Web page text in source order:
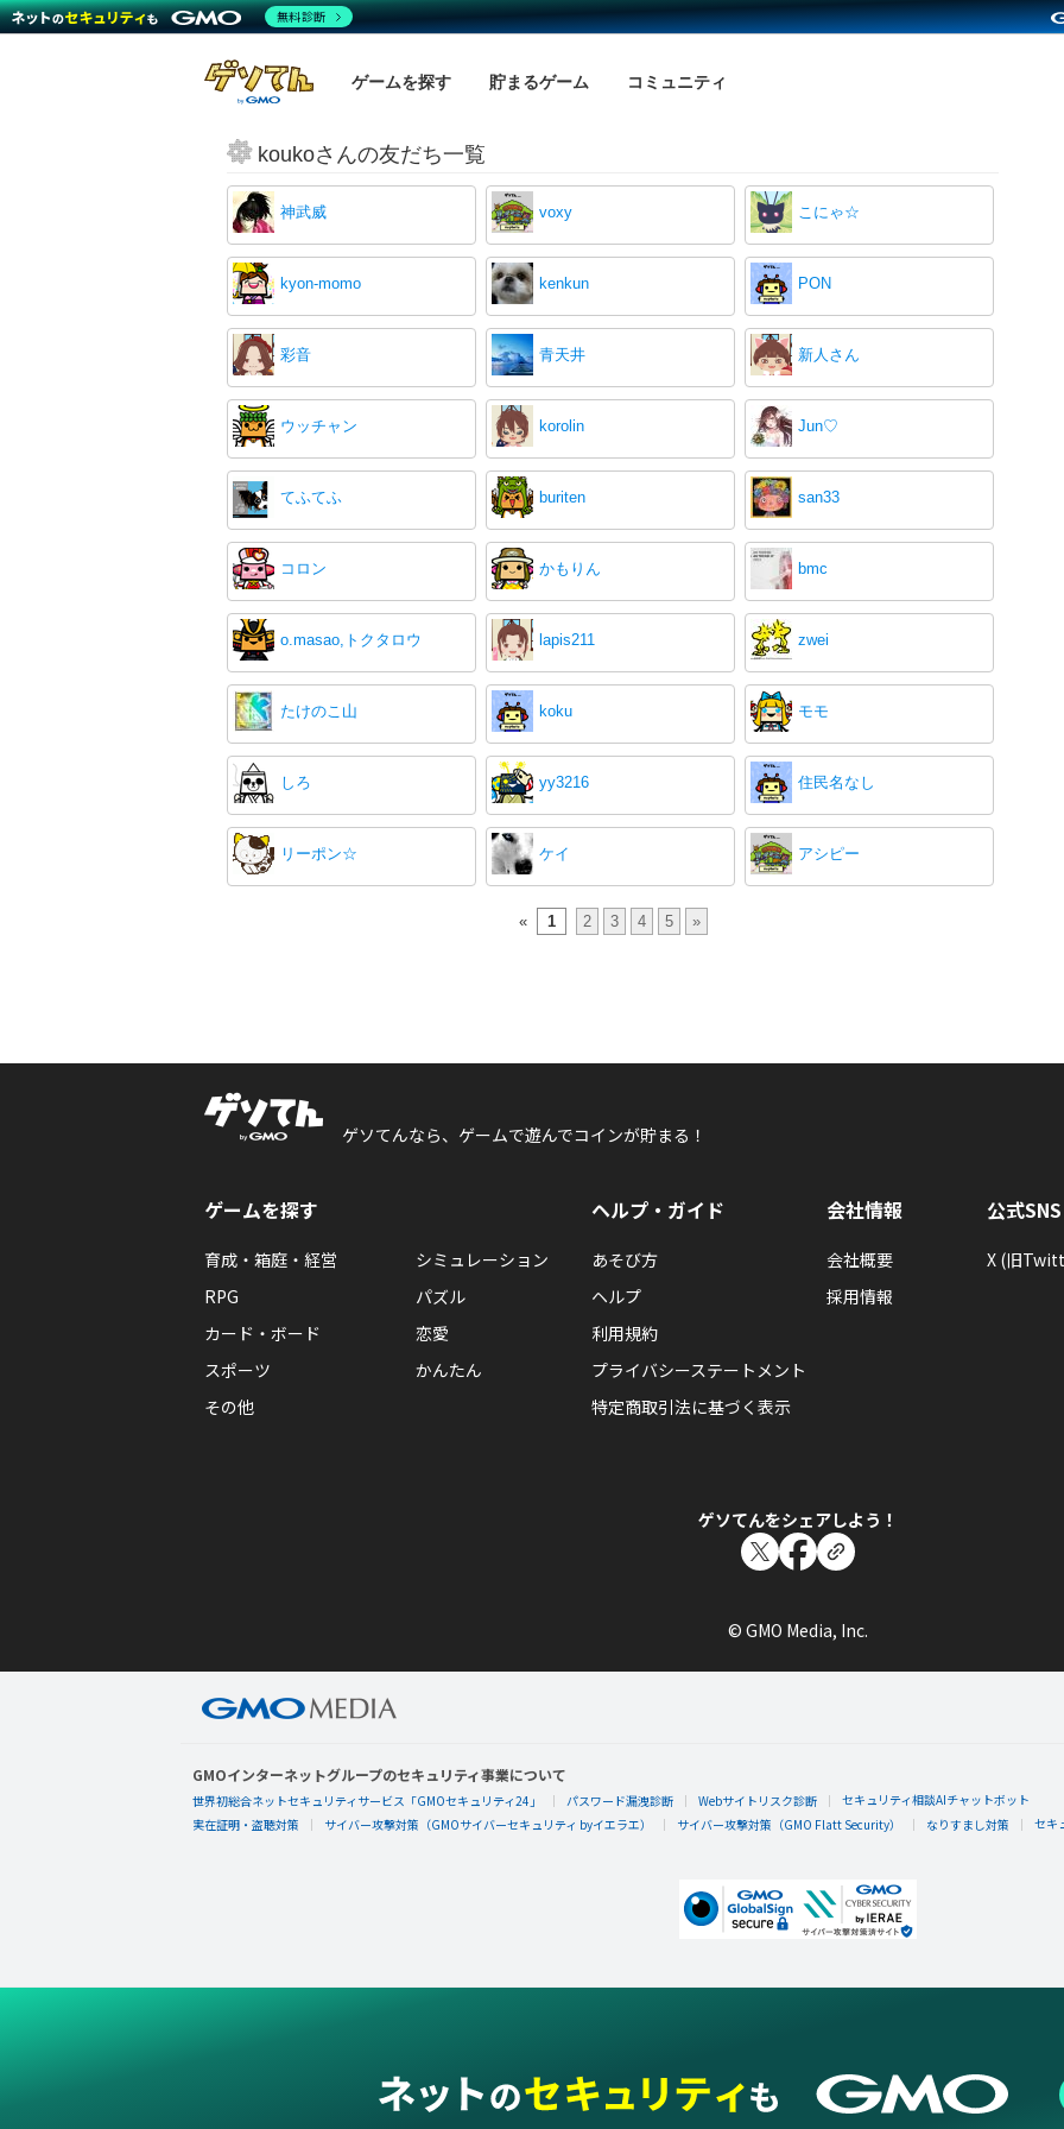
ゲームを探す 貯まるゲーム コミュニティ
koukoさんの友だち一覧
神武威 voxy こにゃ☆
kyon-momo kenkun PON
彩音 青天井 新人さん
ウッチャン korolin Jun♡
てふてふ buriten san33
コロン かもりん bmc
o.masao,トクタロウ lapis211 zwei
たけのこ山 koku モモ
しろ yy3216 住民名なし
リーポン☆ ケイ アシピー
« 1 2 3 4 5 »
ゲソてんなら、ゲームで遊んでコインが貯まる！
ゲームを探す
育成・箱庭・経営
シミュレーション
RPG
パズル
カード・ボード
恋愛
スポーツ
かんたん
その他
ヘルプ・ガイド
あそび方
ヘルプ
利用規約
プライバシーステートメント
特定商取引法に基づく表示
会社情報
会社概要
採用情報
公式SNS
X (旧
ゲソてんをシェアしよう！
© GMO Media, Inc.
GMOインターネットグループのセキュリティ事業について
世界初総合ネットセキュリティサービス「GMOセキュリティ24」 パスワード漏洩診断 Webサイトリスク診断
セキュリティ相談AIチャットボット
実在証明・盗聴対策
サイバー攻撃対策（GMOサイバーセキュリティ byイエラエ） サイバー攻撃対策（GMO Flatt Security） なりすまし対策 セキ
無料診断